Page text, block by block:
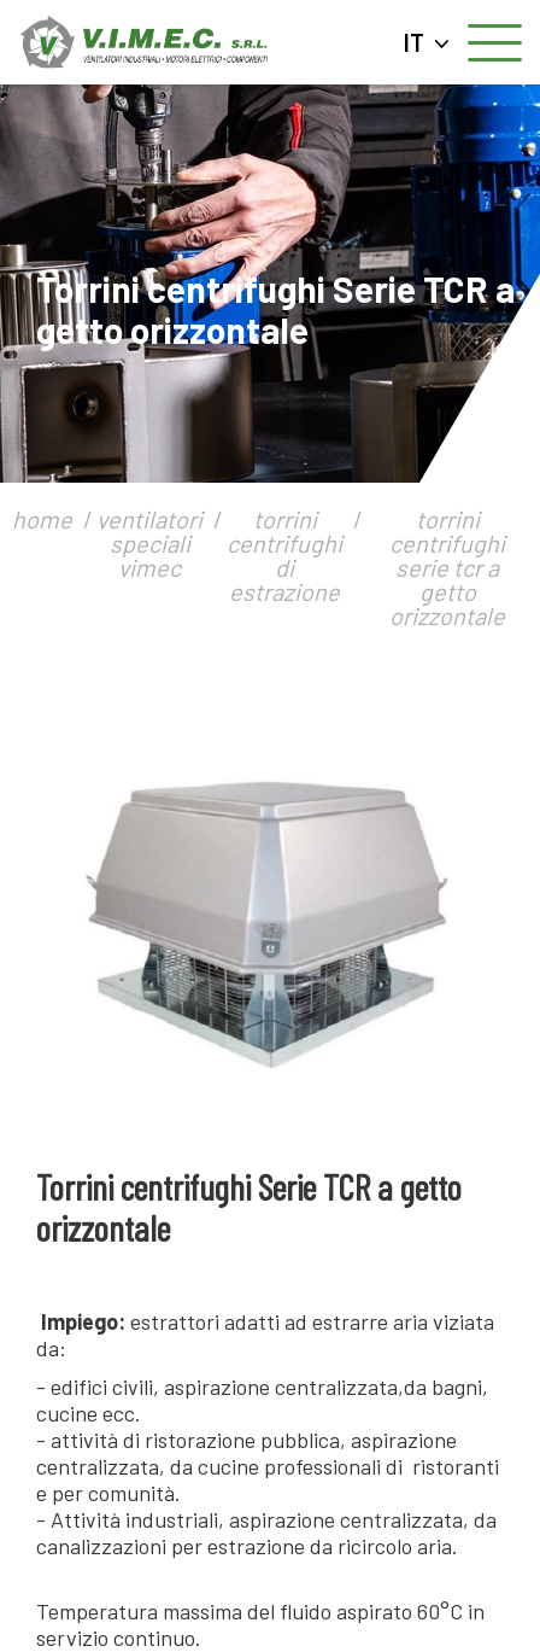
IT
Torrini centrifughi Serie TCR a
getto orizzontale
home
ventilatori
speciali
vimec
torrini
centrifughi
di
estrazione
torrini
centrifughi
serie tcr a
getto
orizzontale
Torrini centrifughi Serie TCR a getto
orizzontale
Impiego: estrattori adatti ad estrarre aria viziata
da:
- edifici civili, aspirazione centralizzata,da bagni,
cucine ecc.
- attività di ristorazione pubblica, aspirazione
centralizzata, da cucine professionali di ristoranti
e per comunità.
- Attività industriali, aspirazione centralizzata, da
canalizzazioni per estrazione da ricircolo aria.
Temperatura massima del fluido aspirato 60°C in
servizio continuo.